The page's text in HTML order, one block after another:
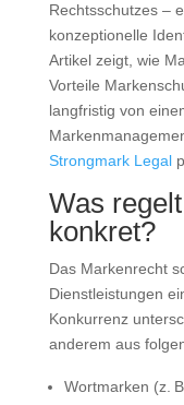
Rechtsschutzes –
konzeptionelle
Artikel zeigt, wie
Vorteile
langfristig von
Strongmark Legal
Was
konkret?
Das Markenrecht
Dienstleistungen
Konkurrenz
anderem aus
Wortmarken (z.